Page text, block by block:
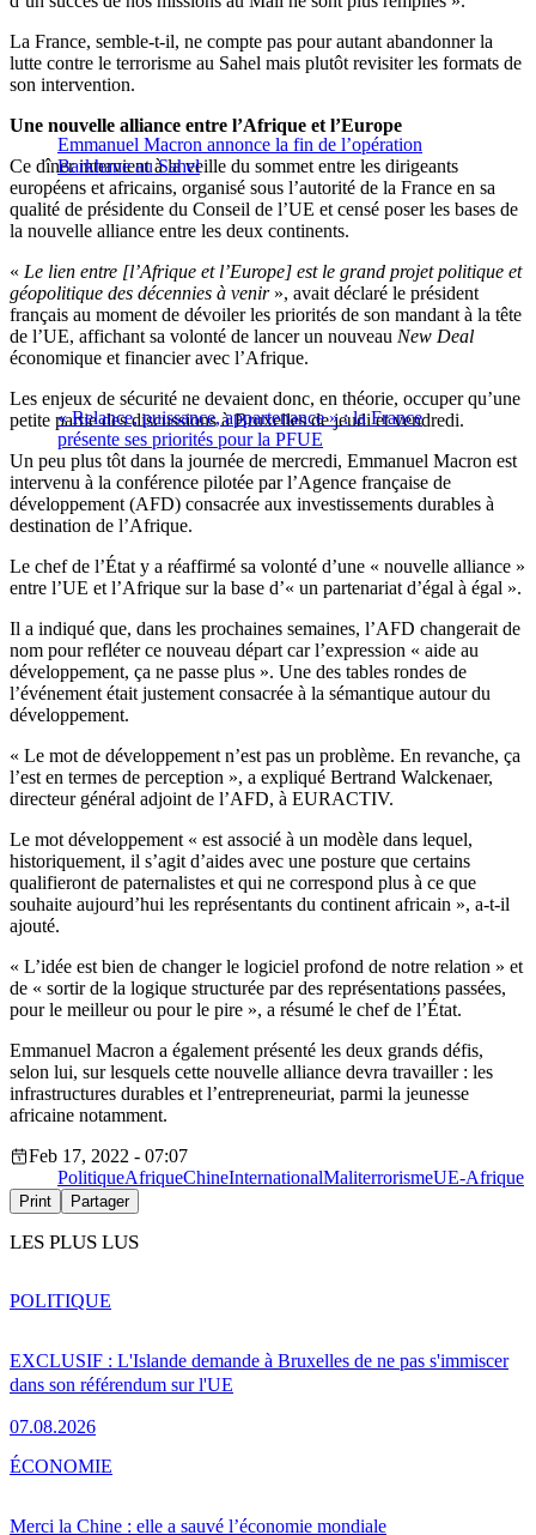
La France, semble-t-il, ne compte pas pour autant abandonner la
lutte contre le terrorisme au Sahel mais plutôt revisiter les formats de
son intervention.
Emmanuel Macron annonce la fin de l’opération
Barkhane au Sahel
Une nouvelle alliance entre l’Afrique et l’Europe
Ce dîner intervient à la veille du sommet entre les dirigeants
européens et africains, organisé sous l’autorité de la France en sa
qualité de présidente du Conseil de l’UE et censé poser les bases de
la nouvelle alliance entre les deux continents.
« Le lien entre [l’Afrique et l’Europe] est le grand projet politique et
géopolitique des décennies à venir», avait déclaré le président
français au moment de dévoiler les priorités de son mandant à la tête
de l’UE, affichant sa volonté de lancer un nouveau New Deal
économique et financier avec l’Afrique.
« Relance, puissance, appartenance » : la France
présente ses priorités pour la PFUE
Les enjeux de sécurité ne devaient donc, en théorie, occuper qu’une
petite partie des discussions à Bruxelles de jeudi et vendredi.
Un peu plus tôt dans la journée de mercredi, Emmanuel Macron est
intervenu à la conférence pilotée par l’Agence française de
développement (AFD) consacrée aux investissements durables à
destination de l’Afrique.
Le chef de l’État y a réaffirmé sa volonté d’une « nouvelle alliance »
entre l’UE et l’Afrique sur la base d’« un partenariat d’égal à égal ».
Il a indiqué que, dans les prochaines semaines, l’AFD changerait de
nom pour refléter ce nouveau départ car l’expression « aide au
développement, ça ne passe plus ». Une des tables rondes de
l’événement était justement consacrée à la sémantique autour du
développement.
« Le mot de développement n’est pas un problème. En revanche, ça
l’est en termes de perception », a expliqué Bertrand Walckenaer,
directeur général adjoint de l’AFD, à EURACTIV.
Le mot développement « est associé à un modèle dans lequel,
historiquement, il s’agit d’aides avec une posture que certains
qualifieront de paternalistes et qui ne correspond plus à ce que
souhaite aujourd’hui les représentants du continent africain », a-t-il
ajouté.
« L’idée est bien de changer le logiciel profond de notre relation » et
de « sortir de la logique structurée par des représentations passées,
pour le meilleur ou pour le pire », a résumé le chef de l’État.
Emmanuel Macron a également présenté les deux grands défis,
selon lui, sur lesquels cette nouvelle alliance devra travailler : les
infrastructures durables et l’entrepreneuriat, parmi la jeunesse
africaine notamment.
Feb 17, 2022 - 07:07
PolitiqueAfriqueChineInternationalMaliterrorismeUE-Afrique
Print Partager
LES PLUS LUS
EXCLUSIF : L'Islande demande à Bruxelles de ne pas s'immiscer
dans son référendum sur l'UE
07.08.2026
POLITIQUE
Merci la Chine : elle a sauvé l’économie mondiale
ÉCONOMIE